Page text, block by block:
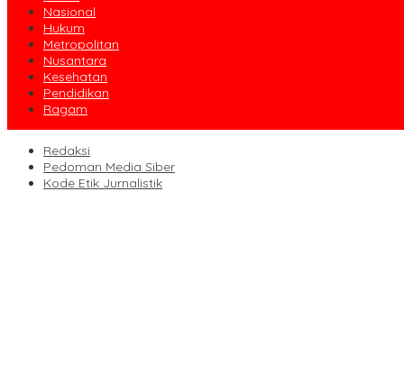
Nasional
Hukum
Metropolitan
Nusantara
Kesehatan
Pendidikan
Ragam
Redaksi
Pedoman Media Siber
Kode Etik Jurnalistik